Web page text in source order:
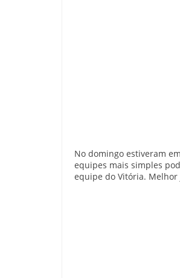
No domingo estiveram
equipes mais simples
equipe do Vitória.